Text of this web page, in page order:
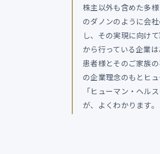
株主以外も含めた多
のダノンのように会
し、その実現に向け
から行っている企業
患者様とそのご家族
の企業理念のもとヒ
「ヒューマン・ヘル
が、よくわかります。